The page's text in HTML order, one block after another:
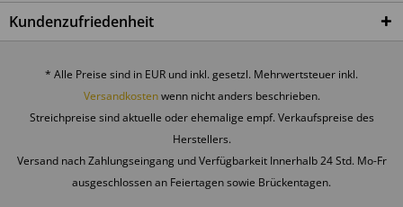
Kundenzufriedenheit
* Alle Preise sind in EUR und inkl. gesetzl. Mehrwertsteuer inkl.
Versandkostenwenn nicht anders beschrieben.
Streichpreise sind aktuelle oder ehemalige empf. Verkaufspreise des
Herstellers.
Versand nach Zahlungseingang und Verfügbarkeit Innerhalb 24 Std. Mo-Fr
ausgeschlossen an Feiertagen sowie Brückentagen.